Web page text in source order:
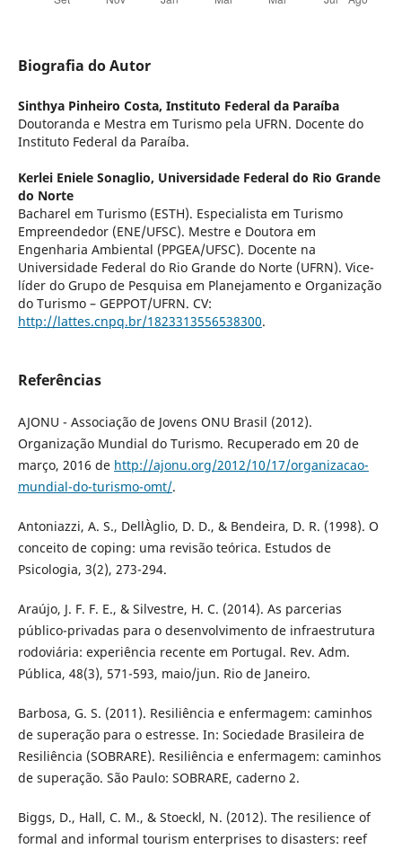
Biografia do Autor
Sinthya Pinheiro Costa, Instituto Federal da Paraíba
Doutoranda e Mestra em Turismo pela UFRN. Docente do
Instituto Federal da Paraíba.
Kerlei Eniele Sonaglio, Universidade Federal do Rio Grande
do Norte
Bacharel em Turismo (ESTH). Especialista em Turismo
Empreendedor (ENE/UFSC). Mestre e Doutora em
Engenharia Ambiental (PPGEA/UFSC). Docente na
Universidade Federal do Rio Grande do Norte (UFRN). Vice-
líder do Grupo de Pesquisa em Planejamento e Organização
do Turismo – GEPPOT/UFRN. CV:
http://lattes.cnpq.br/1823313556538300.
Referências
AJONU - Associação de Jovens ONU Brasil (2012).
Organização Mundial do Turismo. Recuperado em 20 de
março, 2016 de http://ajonu.org/2012/10/17/organizacao-
mundial-do-turismo-omt/.
Antoniazzi, A. S., DellÀglio, D. D., & Bendeira, D. R. (1998). O
conceito de coping: uma revisão teórica. Estudos de
Psicologia, 3(2), 273-294.
Araújo, J. F. F. E., & Silvestre, H. C. (2014). As parcerias
público-privadas para o desenvolvimento de infraestrutura
rodoviária: experiência recente em Portugal. Rev. Adm.
Pública, 48(3), 571-593, maio/jun. Rio de Janeiro.
Barbosa, G. S. (2011). Resiliência e enfermagem: caminhos
de superação para o estresse. In: Sociedade Brasileira de
Resiliência (SOBRARE). Resiliência e enfermagem: caminhos
de superação. São Paulo: SOBRARE, caderno 2.
Biggs, D., Hall, C. M., & Stoeckl, N. (2012). The resilience of
formal and informal tourism enterprises to disasters: reef